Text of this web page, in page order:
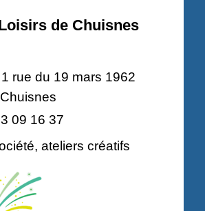
de Chuisnes
rue du 19 mars 1962
09 16 37
ateliers créatifs